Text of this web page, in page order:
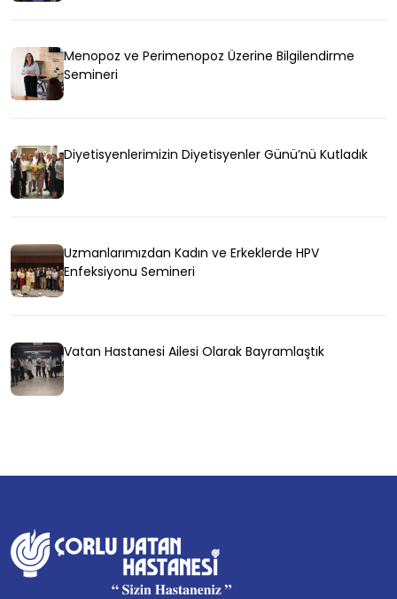
Menopoz ve Perimenopoz Üzerine Bilgilendirme
Semineri
Diyetisyenlerimizin Diyetisyenler Günü’nü Kutladık
Uzmanlarımızdan Kadın ve Erkeklerde HPV
Enfeksiyonu Semineri
Vatan Hastanesi Ailesi Olarak Bayramlaştık